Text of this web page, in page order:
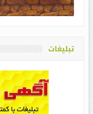
تبلیغات